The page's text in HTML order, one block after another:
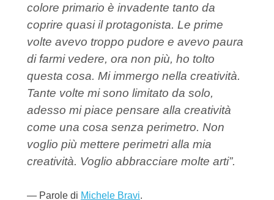
colore primario è invadente tanto da
coprire quasi il protagonista. Le prime
volte avevo troppo pudore e avevo paura
di farmi vedere, ora non più, ho tolto
questa cosa. Mi immergo nella creatività.
Tante volte mi sono limitato da solo,
adesso mi piace pensare alla creatività
come una cosa senza perimetro. Non
voglio più mettere perimetri alla mia
creatività. Voglio abbracciare molte arti”.
Parole di Michele Bravi.